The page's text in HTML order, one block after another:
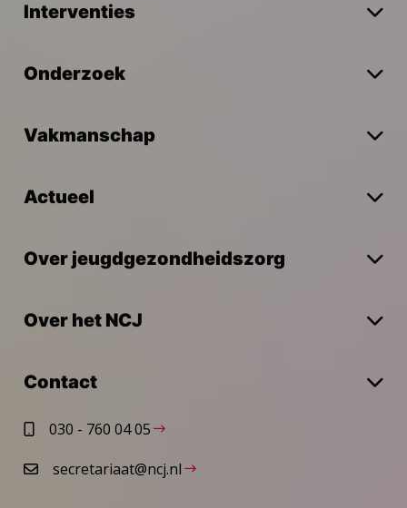
Interventies
Onderzoek
Vakmanschap
Actueel
Over jeugdgezondheidszorg
Over het NCJ
Contact
030 - 760 04 05
secretariaat@ncj.nl